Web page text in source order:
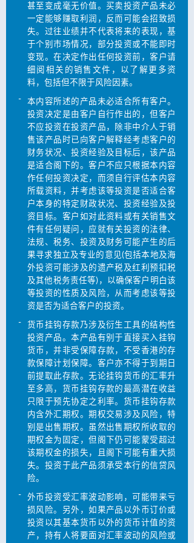
甚至变成毫无价值。买卖投资产品未必
一定能够赚取利润，反而可能会招致损
失。过往业绩并不代表将来的表现，基
于个别巿场情况，部分投资或不能即时
变现。在决定作出任何投资前，客户请
细阅相关的销售文件，以了解更多资
料，包括但不限于风险因素。
-
本内容所述的产品未必适合所有客户。
投资决定是由客户自行作出的，但客户
不应投资在投资产品，除非中介人于销
售该产品时已向客户解释经考虑客户的
财务状况、投资经验及目标后，该产品
是适合阁下的。客户不应只根据本内容
作任何投资决定，而须自行评估本内容
所载资料，并考虑该等投资是否适合客
户本身的特定财政状况、投资经验及投
资目标。客户如对此资料或有关销售文
件有任何疑问，应就有关投资的法律、
法规、税务、投资及财务可能产生的后
果寻求独立及专业的意见(包括本地及海
外投资可能涉及的遗产税及红利预扣税
及其他税务责任等)，以确保客户明白该
等投资的性质及风险，从而考虑该等投
资是否为适合客户的投资。
-
货币挂钩存款乃涉及衍生工具的结构性
投资产品。本产品有别于直接买入挂钩
货币，并非受保障存款，不受香港的存
款保障计划保障。客户亦不得于到期日
前提取此存款。无论挂钩货币的汇率升
至多高，货币挂钩存款的最高潜在收益
只限于预先协定之利率。货币挂钩存款
内含外汇期权。期权交易涉及风险，特
别是出售期权。虽然出售期权所收取的
期权金为固定，但阁下仍可能蒙受超过
该期权金的损失，且阁下可能有重大损
失。投资于此产品须承受本行的信贷风
险。
-
外币投资受汇率波动影响，可能带来亏
损风险。另外，如果产品以外币订价或
投资以其基本货币以外的货币计值的资
产，持有人将要面对汇率波动的风险或